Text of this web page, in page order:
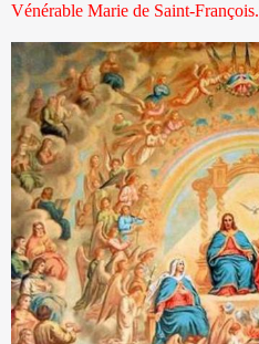
Vénérable Marie de Saint-François.